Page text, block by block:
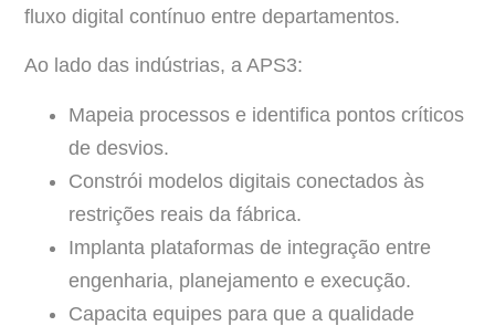
fluxo digital contínuo entre departamentos.
Ao lado das indústrias, a APS3:
Mapeia processos e identifica pontos críticos
de desvios.
Constrói modelos digitais conectados às
restrições reais da fábrica.
Implanta plataformas de integração entre
engenharia, planejamento e execução.
Capacita equipes para que a qualidade